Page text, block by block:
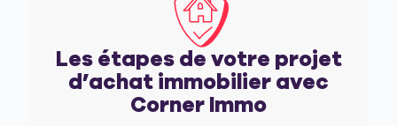
Les étapes de votre projet
d’achat immobilier avec
Corner Immo